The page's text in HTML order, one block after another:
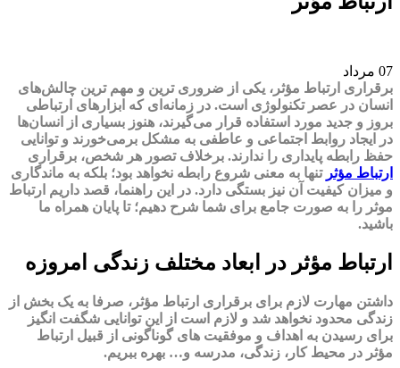
07 مرداد
برقراری ارتباط مؤثر، یکی از ضروری ترین و مهم ترین چالش‌‌های
انسان در عصر تکنولوژی است. در زمانه‌ای که ابزارهای ارتباطی
بروز و جدید مورد استفاده قرار می‌گیرند، هنوز بسیاری از انسان‌ها
در ایجاد روابط اجتماعی و عاطفی به مشکل برمی‌خورند و توانایی
حفظ رابطه پایداری را ندارند. برخلاف تصور هر شخص، برقراری
ارتباط مؤثر تنها به معنی شروع رابطه نخواهد بود؛ بلکه به ماندگاری
و میزان کیفیت آن نیز بستگی دارد. در این راهنما، قصد داریم ارتباط
موثر را به صورت جامع برای شما شرح دهیم؛ تا پایان همراه ما
باشید.
ارتباط مؤثر در ابعاد مختلف زندگی امروزه
داشتن مهارت لازم برای برقراری ارتباط مؤثر، صرفا به یک بخش از
زندگی محدود نخواهد شد و لازم است از این توانایی شگفت انگیز
برای رسیدن به اهداف و موفقیت های گوناگونی از قبیل ارتباط
مؤثر در محیط کار، زندگی، مدرسه و… بهره ببریم.